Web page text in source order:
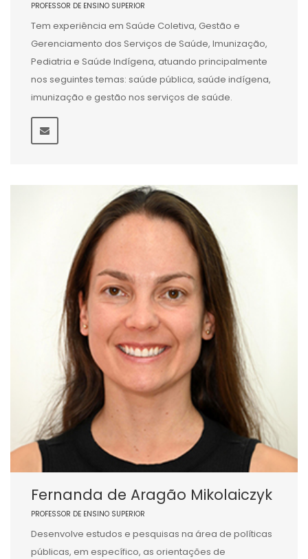
PROFESSOR DE ENSINO SUPERIOR
Tem experiência em Saúde Coletiva, Gestão e
Gerenciamento dos Serviços de Saúde, Imunização,
Pediatria e Saúde Indígena, atuando principalmente
nos seguintes temas: saúde pública, saúde indígena,
imunização e gestão nos serviços de saúde.
Fernanda de Aragão Mikolaiczyk
PROFESSOR DE ENSINO SUPERIOR
Desenvolve estudos e pesquisas na área de políticas
públicas, em específico, as orientações de